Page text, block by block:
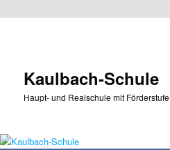
Kaulbach-Schule
Haupt- und Realschule mit Förderstufe